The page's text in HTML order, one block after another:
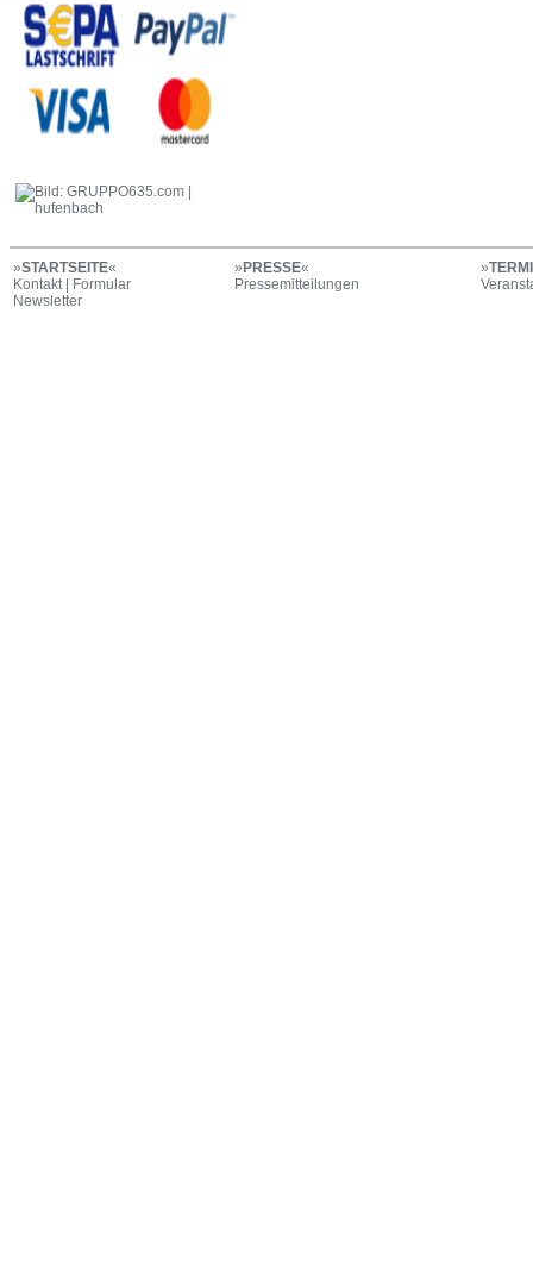
»STARTSEITE«
Kontakt | Formular
Newsletter
» PRESSE«
Pressemitteilungen
»